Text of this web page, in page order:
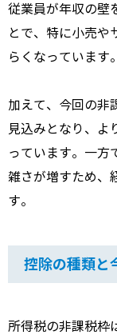
従業員が年収の壁
とで、特に小売や
らくなっています。
加えて、今回の非
見込みとなり、よ
っています。一方
雑さが増すため、
す。
控除の種類と
所得税の非課税枠